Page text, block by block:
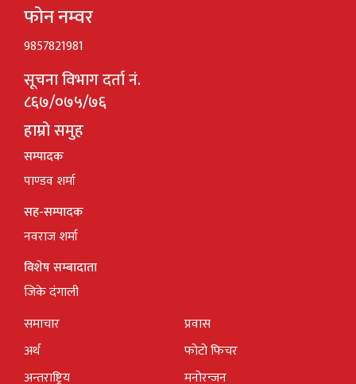
फोन नम्वर
9857821981
सूचना विभाग दर्ता नं.
८६७/०७५/७६
हाम्रो समुह
सम्पादक
पाण्डव शर्मा
सह-सम्पादक
नवराज शर्मा
विशेष सम्बादाता
जिके दंगाली
समाचार
अर्थ
अन्तराष्ट्रिय
प्रवास
फोटो फिचर
मनोरन्जन